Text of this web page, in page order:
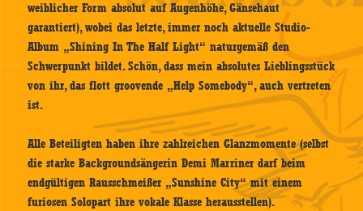
weiblicher Form absolut auf Augenhöhe, Gänsehaut
garantiert), wobei das letzte, immer noch aktuelle Studio-
Album „Shining In The Half Light“ naturgemäß den
Schwerpunkt bildet. Schön, dass mein absolutes Lieblingsstück
von ihr, das flott groovende „Help Somebody“, auch vertreten
ist.
Alle Beteiligten haben ihre zahlreichen Glanzmomente (selbst
die starke Backgroundsängerin Demi Marriner darf beim
endgültigen Rausschmeißer „Sunshine City“ mit einem
furiosen Solopart ihre vokale Klasse herausstellen).